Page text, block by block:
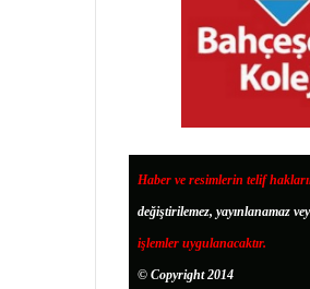
Haber ve resimlerin telif
değiştirilemez, yayınlanamaz
işlemler uygulanacaktır.
© Copyright 2014